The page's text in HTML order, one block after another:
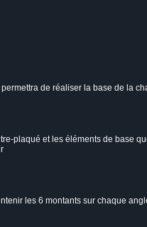
de réaliser la base de la
plaqué et les éléments de base
les 6 montants sur chaque